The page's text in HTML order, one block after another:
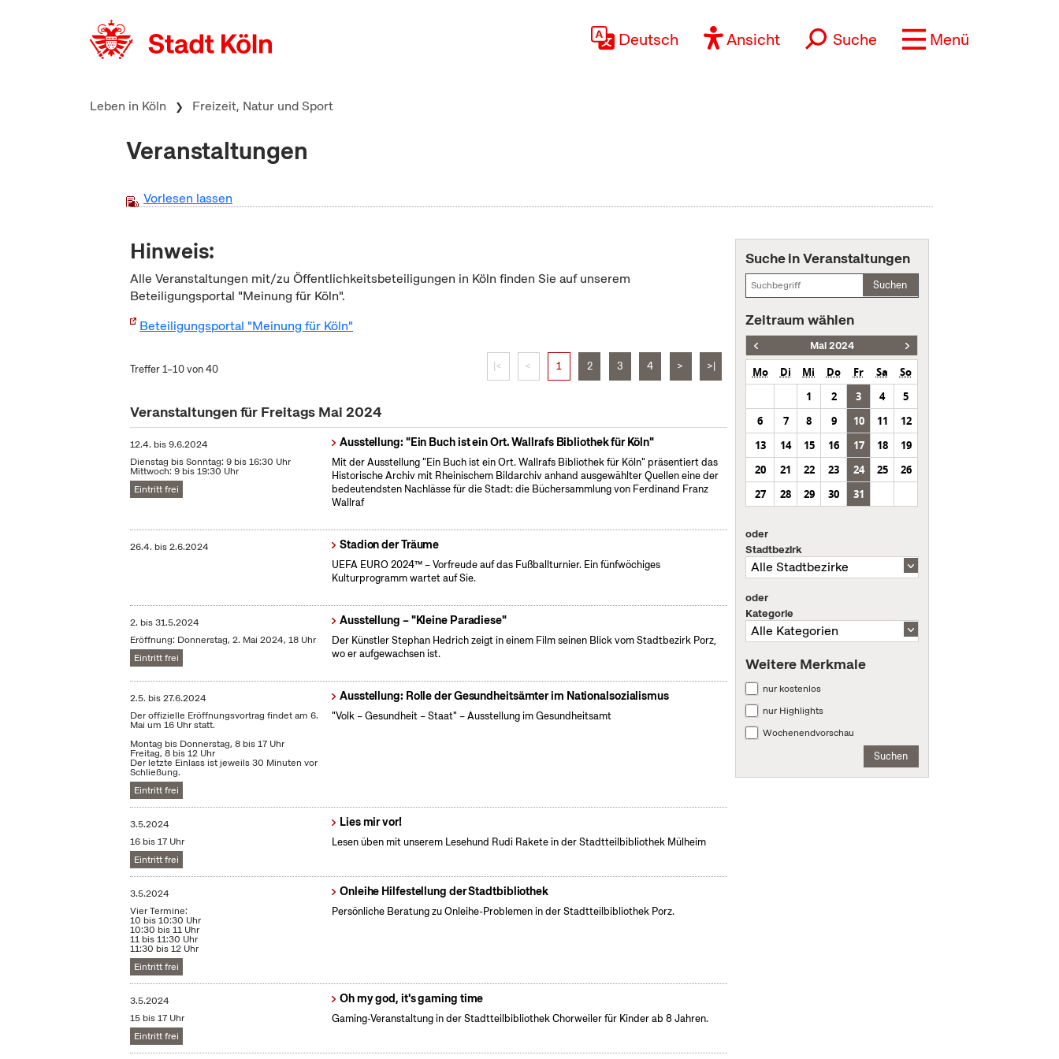
Deutsch Ansicht Suche Menü
Leben in Köln Freizeit, Natur und Sport
Veranstaltungen
Vorlesen lassen
Hinweis:
Alle Veranstaltungen mit/zu Öffentlichkeitsbeteiligungen in Köln finden Sie auf unserem
Beteiligungsportal "Meinung für Köln".
Beteiligungsportal "Meinung für Köln"
Treffer 1–10 von 40 |< < 1 2 3 4 > >|
Veranstaltungen für Freitags Mai 2024
12.4. bis9.6.2024
Dienstag bis Sonntag: 9 bis 16:30 Uhr
Mittwoch: 9 bis 19:30 Uhr
Eintritt frei
Ausstellung: "Ein Buch ist ein Ort. Wallrafs Bibliothek für Köln"
Mit der Ausstellung "Ein Buch ist ein Ort. Wallrafs Bibliothek für Köln" präsentiert das
Historische Archiv mit Rheinischem Bildarchiv anhand ausgewählter Quellen eine der
bedeutendsten Nachlässe für die Stadt: die Büchersammlung von Ferdinand Franz
Wallraf
26.4. bis2.6.2024 Stadion der Träume
UEFA EURO 2024™ – Vorfreude auf das Fußballturnier. Ein fünfwöchiges
Kulturprogramm wartet auf Sie.
2. bis31.5.2024
Eröffnung: Donnerstag, 2. Mai 2024, 18 Uhr
Eintritt frei
Ausstellung – "Kleine Paradiese"
Der Künstler Stephan Hedrich zeigt in einem Film seinen Blick vom Stadtbezirk Porz,
wo er aufgewachsen ist.
2.5. bis27.6.2024
Der offizielle Eröffnungsvortrag findet am 6.
Mai um 16 Uhr statt.
Montag bis Donnerstag, 8 bis 17 Uhr
Freitag, 8 bis 12 Uhr
Der letzte Einlass ist jeweils 30 Minuten vor
Schließung.
Eintritt frei
Ausstellung: Rolle der Gesundheitsämter im Nationalsozialismus
"Volk – Gesundheit – Staat" – Ausstellung im Gesundheitsamt
3.5.2024
16 bis 17 Uhr
Eintritt frei
Lies mir vor!
Lesen üben mit unserem Lesehund Rudi Rakete in der Stadtteilbibliothek Mülheim
3.5.2024
Vier Termine:
10 bis 10:30 Uhr
10:30 bis 11 Uhr
11 bis 11:30 Uhr
11:30 bis 12 Uhr
Eintritt frei
Onleihe Hilfestellung der Stadtbibliothek
Persönliche Beratung zu Onleihe-Problemen in der Stadtteilbibliothek Porz.
3.5.2024
15 bis 17 Uhr
Eintritt frei
Oh my god, it's gaming time
Gaming-Veranstaltung in der Stadtteilbibliothek Chorweiler für Kinder ab 8 Jahren.
Suche in Veranstaltungen
Suchen
Zeitraum wählen
Mai 2024
Mo Di Mi Do Fr Sa
So
1
2 3 4
5
6
7 8 9 10 11
12
13
14 15 16 17 18
19
20
21 22 23 24 25
26
27
28 29 30 31
oder
Stadtbezirk
oder
Kategorie
Weitere Merkmale
nur kostenlos
nur Highlights
Wochenendvorschau
Suchen